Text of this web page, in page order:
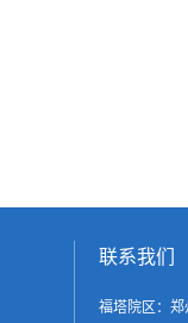
联系我们
福塔院区：